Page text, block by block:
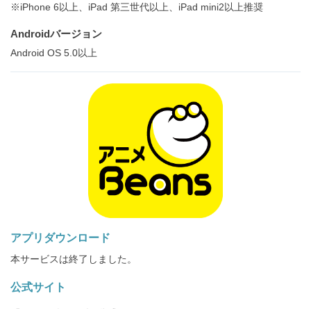
※iPhone 6以上、iPad 第三世代以上、iPad mini2以上推奨
Androidバージョン
Android OS 5.0以上
アプリダウンロード
本サービスは終了しました。
公式サイト